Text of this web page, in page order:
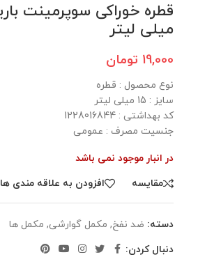
میلی لیتر
19,000 تومان
نوع محصول : قطره
سایز ‌: 15 میلی لیتر
کد بهداشتی :‌ 1228016844
جنسیت مصرف :‌ عمومی
در انبار موجود نمی باشد
مقایسه
افزودن به علاقه مندی ها
دسته: ضد نفخ, مکمل گوارشی, مکمل ها
دنبال کردن: